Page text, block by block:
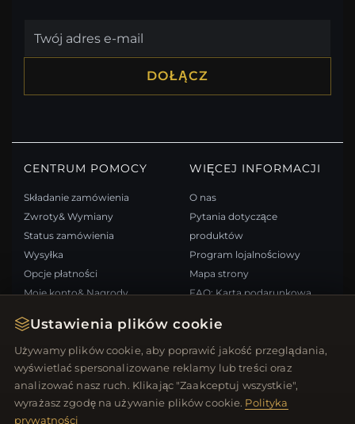
Ustawienia plików cookie
Używamy plików cookie, aby poprawić jakość przeglądania,
wyświetlać spersonalizowane reklamy lub treści oraz
analizować nasz ruch. Klikając "Zaakceptuj wszystkie",
wyrażasz zgodę na używanie plików cookie. Polityka
prywatności
DOŁĄCZ
CENTRUM POMOCY
Składanie zamówienia
Zwroty& Wymiany
Status zamówienia
Wysyłka
Opcje płatności
Moje konto& Nagrody
WIĘCEJ INFORMACJI
O nas
Pytania dotyczące
produktów
Program lojalnościowy
Mapa strony
FAQ: Karta podarunkowa
Wypisz się z newslettera
SZYBKIE LINKI
Nowe produkty
ŚLEDŹ NAS